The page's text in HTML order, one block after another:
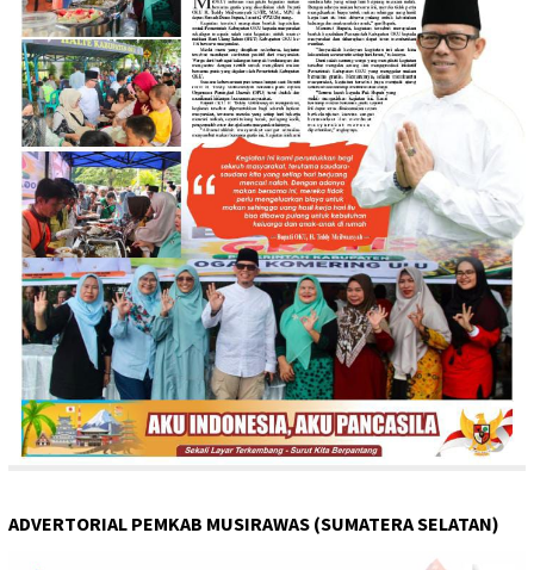
ADVERTORIAL PEMKAB MUSIRAWAS (SUMATERA SELATAN)